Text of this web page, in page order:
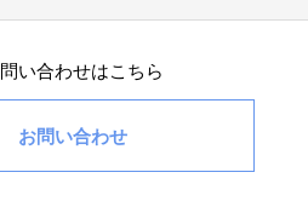
い合わせはこちら
お問い合わせ